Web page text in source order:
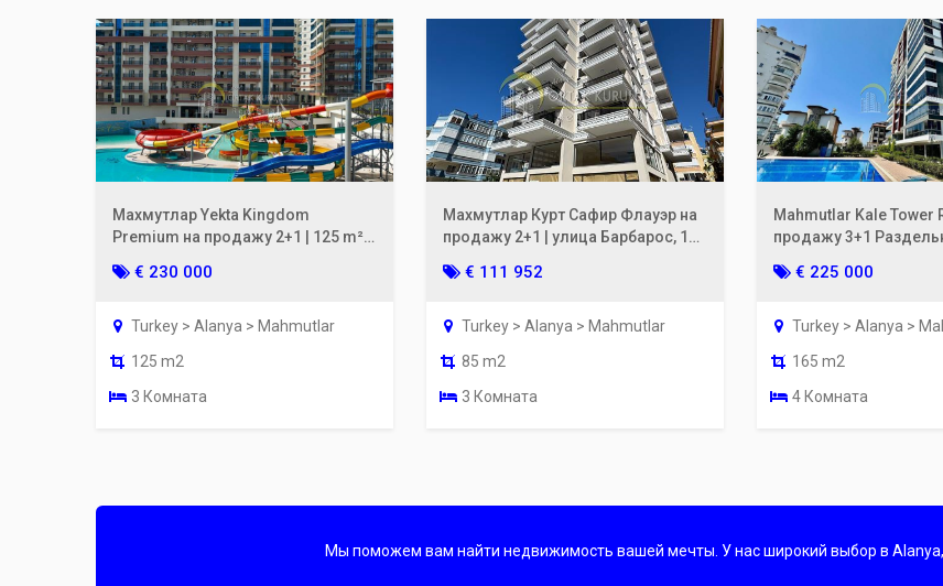
Махмутлар Yekta Kingdom
Premium на продажу 2+1 | 125 m² с
€ 230 000
Turkey > Alanya > Mahmutlar
125 m2
3 Комната
Махмутлар Курт Сафир Флауэр на
продажу 2+1 | улица Барбарос, 100
€ 111 952
Turkey > Alanya > Mahmutlar
85 m2
3 Комната
Mahmutlar Kale Tower
продажу 3+1
€ 225 000
Turkey > Alanya >
165 m2
4 Комната
Мы поможем вам найти недвижимость вашей мечты. У нас широкий выбор в Alanya,